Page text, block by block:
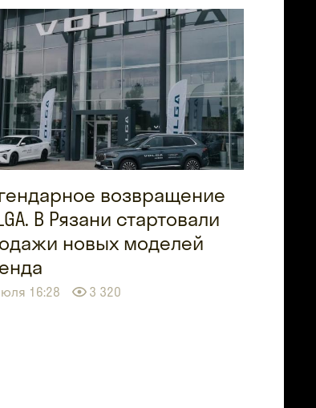
возвращение
В Рязани стартовали
новых моделей
16:28 3 320